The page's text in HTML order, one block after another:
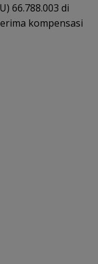
66.788.003 di
kompensasi